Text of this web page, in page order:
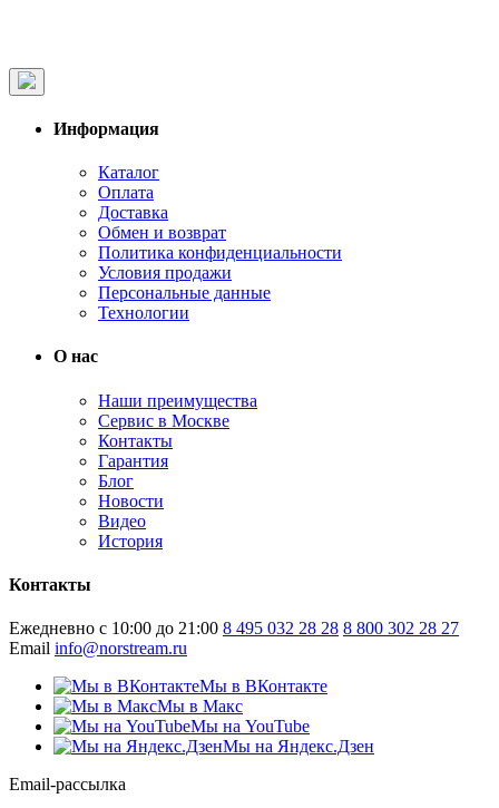
Информация
Каталог
Оплата
Доставка
Обмен и возврат
Политика конфиденциальности
Условия продажи
Персональные данные
Технологии
О нас
Наши преимущества
Сервис в Москве
Контакты
Гарантия
Блог
Новости
Видео
История
Контакты
Ежедневно с 10:00 до 21:00 8 495 032 28 28 8 800 302 28 27
Email info@norstream.ru
Мы в ВКонтакте
Мы в Макс
Мы на YouTube
Мы на Яндекс.Дзен
Email-рассылка